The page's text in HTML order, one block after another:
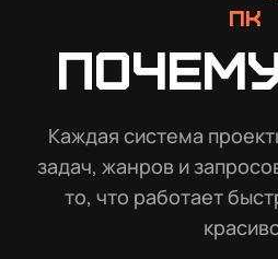
ПК
Каждая система
задач, жанров и
то, что работает